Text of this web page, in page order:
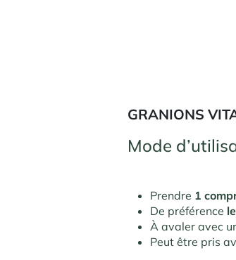
GRANIONS
Mode
Prendre 1
De préférence
À avaler avec
Peut être pris